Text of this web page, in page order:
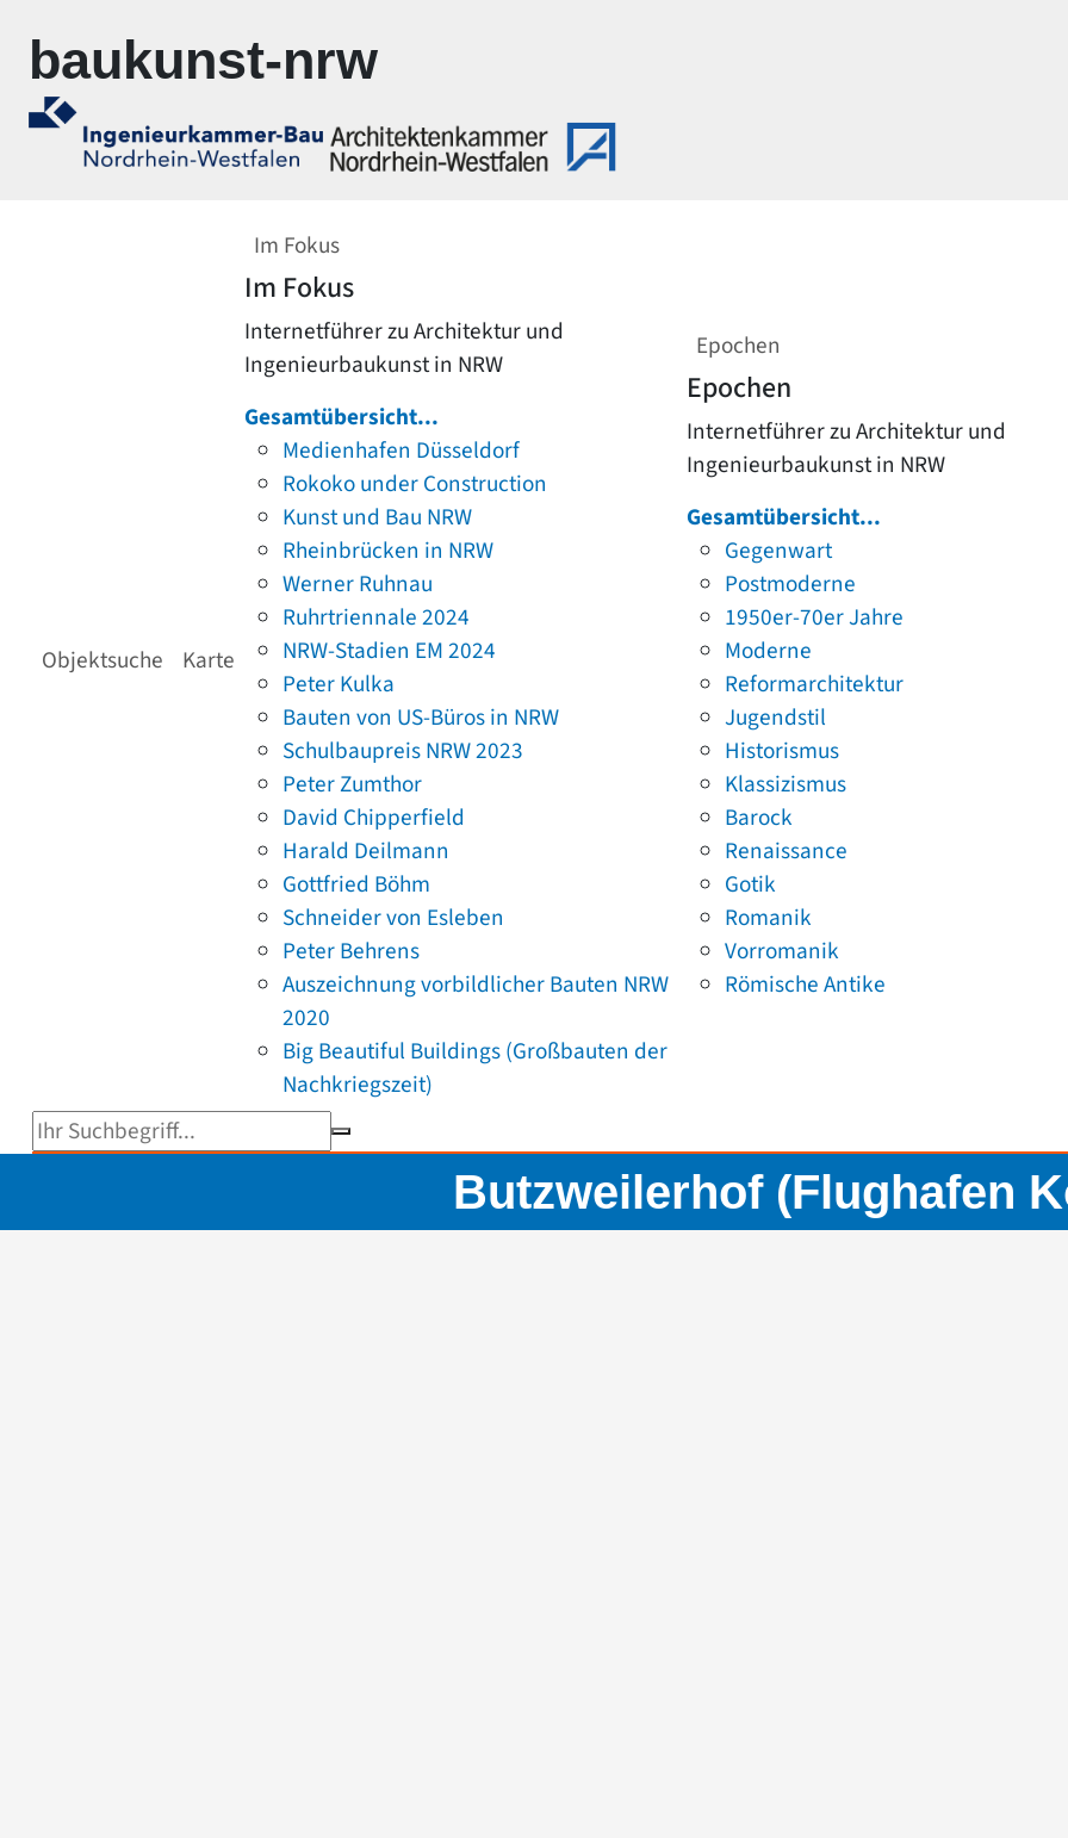
baukunst-nrw
Objektsuche Karte
Im Fokus
Im Fokus
Internetführer zu Architektur und
Ingenieurbaukunst in NRW
Gesamtübersicht...
Medienhafen Düsseldorf
Rokoko under Construction
Kunst und Bau NRW
Rheinbrücken in NRW
Werner Ruhnau
Ruhrtriennale 2024
NRW-Stadien EM 2024
Peter Kulka
Bauten von US-Büros in NRW
Schulbaupreis NRW 2023
Peter Zumthor
David Chipperfield
Harald Deilmann
Gottfried Böhm
Schneider von Esleben
Peter Behrens
Auszeichnung vorbildlicher Bauten NRW
2020
Big Beautiful Buildings (Großbauten der
Nachkriegszeit)
Epochen
Epochen
Internetführer zu Architektur und
Ingenieurbaukunst in NRW
Gesamtübersicht...
Gegenwart
Postmoderne
1950er-70er Jahre
Moderne
Reformarchitektur
Jugendstil
Historismus
Klassizismus
Barock
Renaissance
Gotik
Romanik
Vorromanik
Römische Antike
Suchbegriff eingeben
Butzweilerhof (Flughafen